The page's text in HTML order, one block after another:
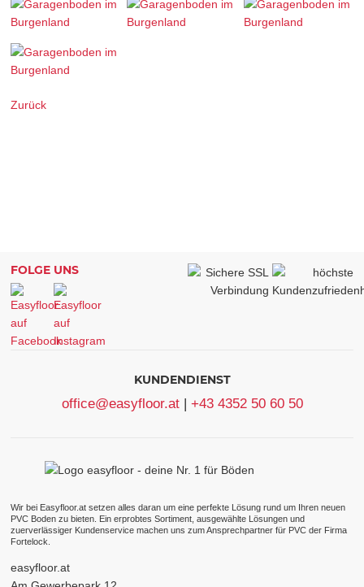
Zurück
FOLGE UNS
KUNDENDIENST
office@easyfloor.at +43 4352 50 60 50
Wir bei Easyfloor.at setzen alles daran um eine perfekte Lösung rund um Ihren neuen
PVC Boden zu bieten. Ein erprobtes Sortiment, ausgewählte Lösungen und
zuerverlässiger Kundenservice machen uns zum Ansprechpartner für PVC der Firma
Fortelock.
easyfloor.at